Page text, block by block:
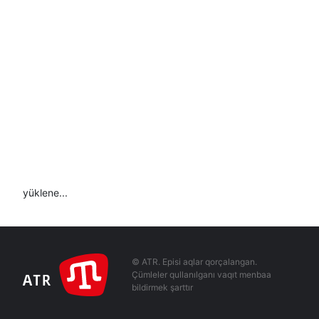
yüklene...
© ATR. Episi aqlar qorçalangan.
Çümleler qullanılganı vaqıt menbaa
bildirmek şarttır